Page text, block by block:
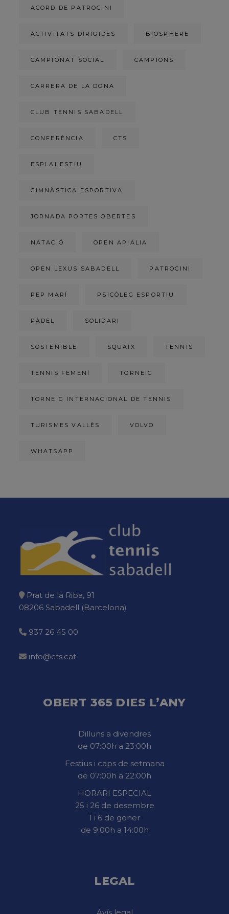
ACORD DE PATROCINI
ACTIVITATS DIRIGIDES BIOSPHERE
CAMPIONAT SOCIAL CAMPIONS
CARRERA DE LA DONA
CLUB TENNIS SABADELL
CONFERÈNCIA CTS
ESPLAI ESTIU
GIMNÀSTICA ESPORTIVA
JORNADA PORTES OBERTES
NATACIÓ OPEN APIALIA
OPEN LEXUS SABADELL PATROCINI
PEP MARÍ PSICÒLEG ESPORTIU
PÀDEL SOLIDARI
SOSTENIBLE SQUAIX TENNIS
TENNIS FEMENÍ TORNEIG
TORNEIG INTERNACIONAL DE TENNIS
TURISMES VALLÈS VOLVO
WHATSAPP
Prat de la Riba, 91
08206 Sabadell (Barcelona)
937 26 45 00
info@cts.cat
OBERT 365 DIES L’ANY
Dilluns a divendres
de 07:00h a 23:00h
Festius i caps de setmana
de 07:00h a 22:00h
HORARI ESPECIAL
25 i 26 de desembre
1 i 6 de gener
de 9:00h a 14:00h
LEGAL